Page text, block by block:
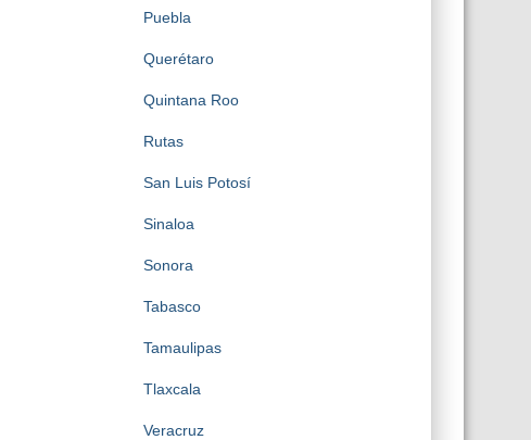
Puebla
Querétaro
Quintana Roo
Rutas
San Luis Potosí
Sinaloa
Sonora
Tabasco
Tamaulipas
Tlaxcala
Veracruz